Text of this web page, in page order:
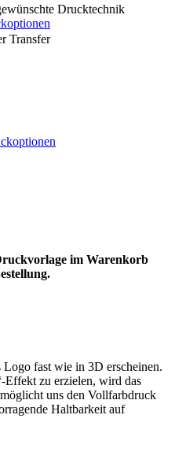
Drucktechnik
Transfer
im Warenkorb
Logo fast wie in 3D erscheinen.
Effekt zu erzielen, wird das
uns den Vollfarbdruck
Haltbarkeit auf